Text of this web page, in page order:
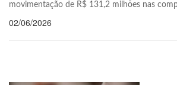
movimentação de R$ 131,2 milhões nas
02/06/2026